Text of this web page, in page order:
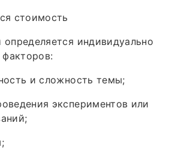
стоимость
индивидуально
и сложность темы;
экспериментов или